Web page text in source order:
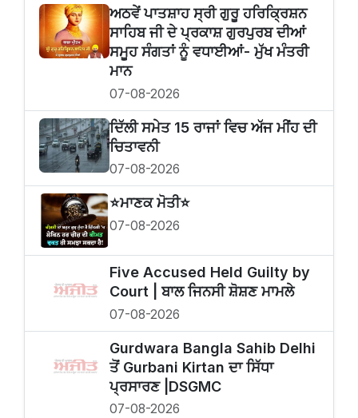
ਅਠਵੇਂ ਪਾਤਸ਼ਾਹ ਸ੍ਰੀ ਗੁਰੂ ਹਰਿਕ੍ਰਿਸ਼ਨ
ਸਾਹਿਬ ਜੀ ਦੇ ਪ੍ਰਕਾਸ਼ ਗੁਰਪੁਰਬ ਦੀਆਂ
ਸਮੂਹ ਸੰਗਤਾਂ ਨੂੰ ਵਧਾਈਆਂ- ਮੁੱਖ ਮੰਤਰੀ
ਮਾਨ
07-08-2026
ਦਿੱਲੀ ਸਮੇਤ 15 ਰਾਜਾਂ ਵਿਚ ਅੱਜ ਮੀਂਹ ਦੀ
ਚਿਤਾਵਨੀ
07-08-2026
⭐️ਮਾਣਕ ਮੋਤੀ⭐️
07-08-2026
Five Accused Held Guilty by
Court | ਬਾਲ ਜਿਨਸੀ ਸ਼ੋਸ਼ਣ ਮਾਮਲੇ
07-08-2026
Gurdwara Bangla Sahib Delhi
ਤੋਂ Gurbani Kirtan ਦਾ ਸਿੱਧਾ
ਪ੍ਰਸਾਰਣ |DSGMC
07-08-2026